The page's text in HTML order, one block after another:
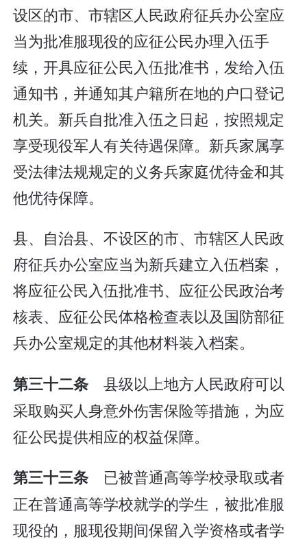
设区的市、市辖区人民政府征兵办公室应
当为批准服现役的应征公民办理入伍手
续，开具应征公民入伍批准书，发给入伍
通知书，并通知其户籍所在地的户口登记
机关。新兵自批准入伍之日起，按照规定
享受现役军人有关待遇保障。新兵家属享
受法律法规规定的义务兵家庭优待金和其
他优待保障。
县、自治县、不设区的市、市辖区人民政
府征兵办公室应当为新兵建立入伍档案，
将应征公民入伍批准书、应征公民政治考
核表、应征公民体格检查表以及国防部征
兵办公室规定的其他材料装入档案。
第三十二条 县级以上地方人民政府可以
采取购买人身意外伤害保险等措施，为应
征公民提供相应的权益保障。
第三十三条 已被普通高等学校录取或者
正在普通高等学校就学的学生，被批准服
现役的，服现役期间保留入学资格或者学